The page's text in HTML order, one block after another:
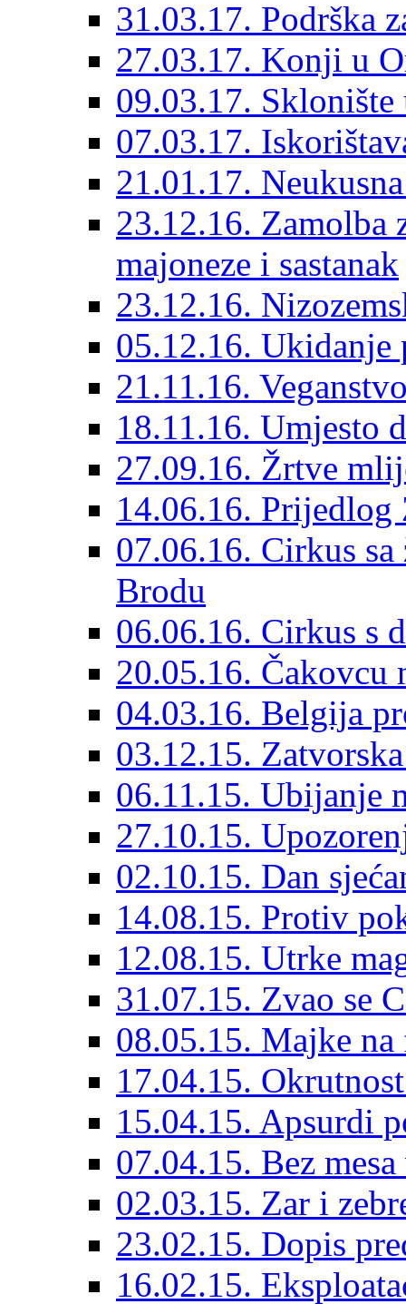
31.03.17. Podrška
27.03.17. Konji u
09.03.17.
07.03.17.
21.01.17.
23.12.16. Zamolba
majoneze i sastanak
23.12.16.
05.12.16. Ukidanje
21.11.16.
18.11.16. Umjesto
27.09.16. Žrtve
14.06.16.
07.06.16. Cirkus
Brodu
06.06.16. Cirkus s
20.05.16. Čakovcu
04.03.16. Belgija
03.12.15.
06.11.15. Ubijanje
27.10.15.
02.10.15. Dan
14.08.15. Protiv
12.08.15. Utrke
31.07.15. Zvao se
08.05.15. Majke na
17.04.15.
15.04.15. Apsurdi
07.04.15. Bez
02.03.15. Zar i
23.02.15. Dopis
16.02.15.